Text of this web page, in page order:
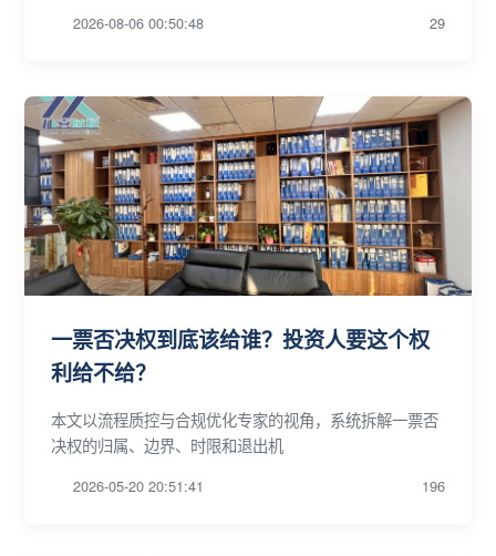
2026-08-06 00:50:48 29
一票否决权到底该给谁？投资人要这个权
利给不给？
本文以流程质控与合规优化专家的视角，系统拆解一票否
决权的归属、边界、时限和退出机
2026-05-20 20:51:41 196